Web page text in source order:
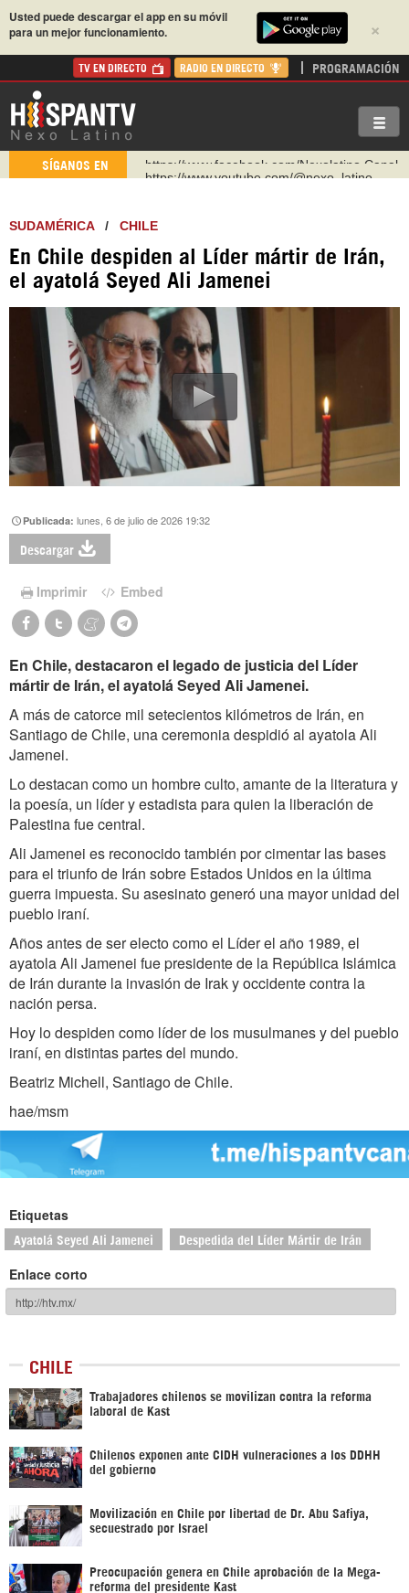
×
Usted puede descargar el app en su móvil
para un mejor funcionamiento.
TV EN DIRECTO RADIO EN DIRECTO PROGRAMACIÓN
SÍGANOS EN
https://www.youtube.com/@nexo_latino
https://t.me/hispantvcanal
https://urmedium.com/c/hispantv
WhatsApp y Viber: +98 921 79 29 404
https://www.facebook.com/Nexolatino.Canal
SUDAMÉRICA/ CHILE
En Chile despiden al Líder mártir de Irán,
el ayatolá Seyed Ali Jamenei
Publicada:lunes, 6 de julio de 2026 19:32
Descargar
Imprimir Embed
En Chile, destacaron el legado de justicia del Líder
mártir de Irán, el ayatolá Seyed Ali Jamenei.
A más de catorce mil setecientos kilómetros de Irán, en
Santiago de Chile, una ceremonia despidió al ayatola Ali
Jamenei.
Lo destacan como un hombre culto, amante de la literatura y
la poesía, un líder y estadista para quien la liberación de
Palestina fue central.
Ali Jamenei es reconocido también por cimentar las bases
para el triunfo de Irán sobre Estados Unidos en la última
guerra impuesta. Su asesinato generó una mayor unidad del
pueblo iraní.
Años antes de ser electo como el Líder el año 1989, el
ayatola Ali Jamenei fue presidente de la República Islámica
de Irán durante la invasión de Irak y occidente contra la
nación persa.
Hoy lo despiden como líder de los musulmanes y del pueblo
iraní, en distintas partes del mundo.
Beatriz Michell, Santiago de Chile.
hae/msm
Etiquetas
Ayatolá Seyed Ali Jamenei Despedida del Líder Mártir de Irán
Enlace corto
CHILE
Trabajadores chilenos se movilizan contra la reforma
laboral de Kast
Chilenos exponen ante CIDH vulneraciones a los DDHH
del gobierno
Movilización en Chile por libertad de Dr. Abu Safiya,
secuestrado por Israel
Preocupación genera en Chile aprobación de la Mega-
reforma del presidente Kast